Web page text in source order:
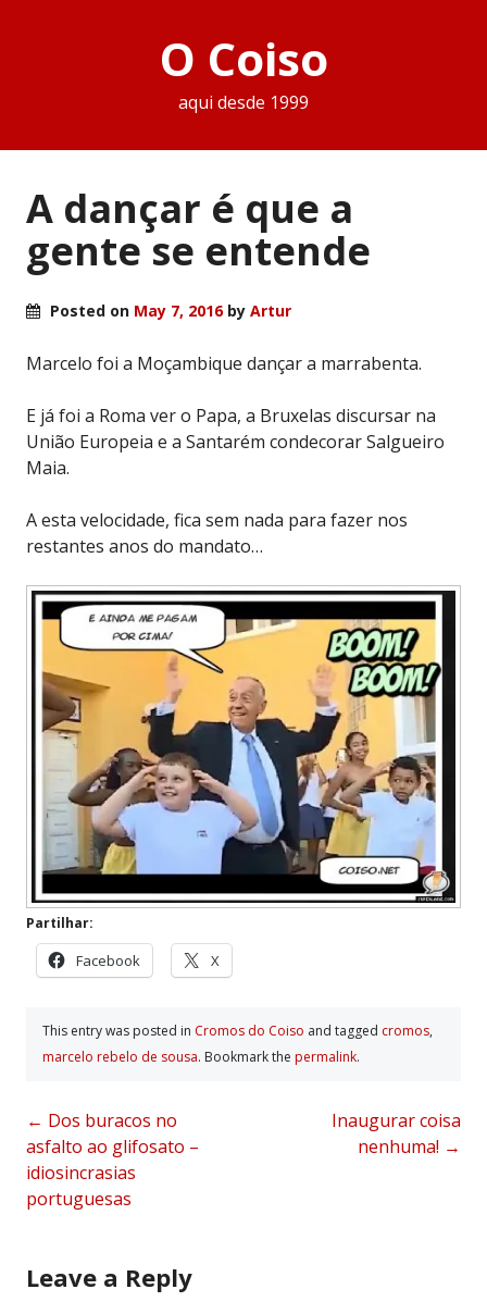
O Coiso
aqui desde 1999
A dançar é que a
gente se entende
Posted on May 7, 2016by Artur
Marcelo foi a Moçambique dançar a marrabenta.
E já foi a Roma ver o Papa, a Bruxelas discursar na
União Europeia e a Santarém condecorar Salgueiro
Maia.
A esta velocidade, fica sem nada para fazer nos
restantes anos do mandato…
Partilhar:
Facebook X
This entry was posted in Cromos do Coiso and tagged cromos,
marcelo rebelo de sousa. Bookmark the permalink.
Post
navigation
← Dos buracos no
asfalto ao glifosato –
idiosincrasias
portuguesas
Inaugurar coisa
nenhuma! →
Leave a Reply